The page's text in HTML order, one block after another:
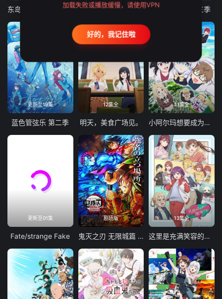
东岛丹三郎想成为假面骑士 古诺希亚 致不灭的你 第三季
更新至19集
蓝色管弦乐 第二季
12集全
明天，美食广场见。
11集全
小阿尔玛想要成为家人
更新至01集
Fate/strange Fake
剧场版
鬼灭之刃 无限城篇 第一章 猗窝座再袭
13集全
这里是充满笑容的职场。
加载失败或播放缓慢，请使用VPN
好的，我记住啦